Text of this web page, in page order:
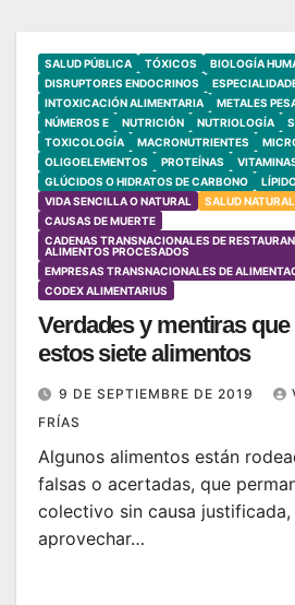
SALUD PÚBLICA TÓXICOS BIOLOGÍA
DISRUPTORES ENDOCRINOS
INTOXICACIÓN ALIMENTARIA
METALES
NÚMEROS E
NUTRICIÓN NUTRIOLOGÍA
TOXICOLOGÍA
MACRONUTRIENTES
OLIGOELEMENTOS
PROTEÍNAS
GLÚCIDOS O HIDRATOS DE CARBONO
VIDA SENCILLA O NATURAL
SALUD NATURAL
CAUSAS DE MUERTE
CADENAS TRANSNACIONALES DE
ALIMENTOS PROCESADOS
EMPRESAS TRANSNACIONALES DE
CODEX ALIMENTARIUS
Verdades y mentiras
estos siete alimentos
9 DE SEPTIEMBRE DE 2019
FRÍAS
Algunos alimentos están
falsas o acertadas, que
colectivo sin causa
aprovechar…